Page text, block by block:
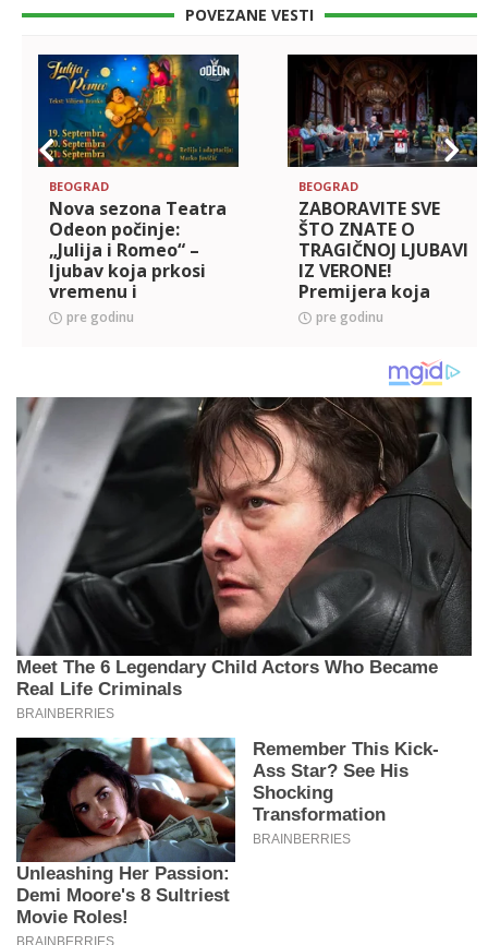
POVEZANE VESTI
BEOGRAD
Nova sezona Teatra
Odeon počinje:
„Julija i Romeo“ –
ljubav koja prkosi
vremenu i
granicama! Mjuzikl
isključivo za decu i
pre godinu
BEOGRAD
ZABORAVITE SVE
ŠTO ZNATE O
TRAGIČNOJ LJUBAVI
IZ VERONE!
Premijera koja
otvara sezonu -
“Julija i Romeo” u
pre godinu